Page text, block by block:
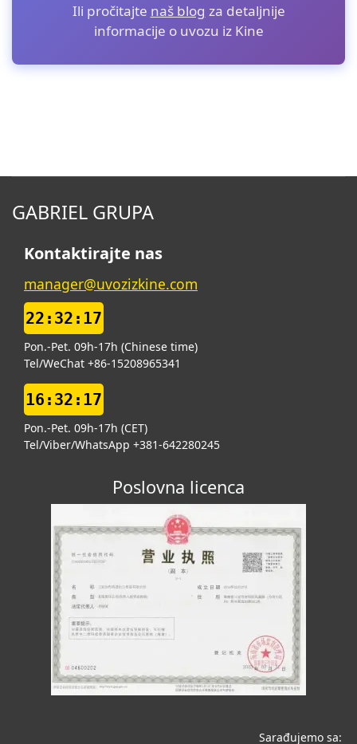
Ili pročitajte naš blog za detaljnije
informacije o uvozu iz Kine
GABRIEL GRUPA
Kontaktirajte nas
manager@uvozizkine.com
22:32:18
Pon.-Pet. 09h-17h (Chinese time)
Tel/WeChat +86-15208965341
16:32:18
Pon.-Pet. 09h-17h (CET)
Tel/Viber/WhatsApp +381-642280245
Poslovna licenca
Sarađujemo sa: